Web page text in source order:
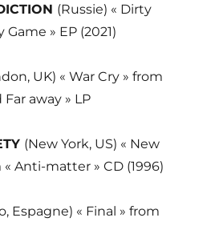
(Russie) « Dirty
» EP (2021)
UK) « War Cry » from
away » LP
(New York, US) « New
Anti-matter » CD (1996)
Espagne) « Final » from